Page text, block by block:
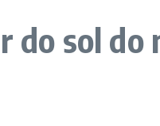
do sol do